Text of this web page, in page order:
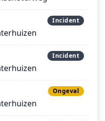
Incident
Incident
Ongeval